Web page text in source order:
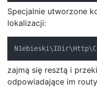
Specjalnie utworzone
lokalizacji:
zajmą się resztą i
odpowiadające im